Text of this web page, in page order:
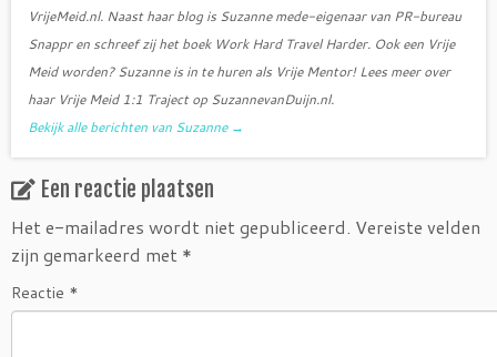
VrijeMeid.nl. Naast haar blog is Suzanne mede-eigenaar van PR-bureau
Snappr en schreef zij het boek Work Hard Travel Harder. Ook een Vrije
Meid worden? Suzanne is in te huren als Vrije Mentor! Lees meer over
haar Vrije Meid 1:1 Traject op SuzannevanDuijn.nl.
Bekijk alle berichten van Suzanne →
Een reactie plaatsen
Het e-mailadres wordt niet gepubliceerd. Vereiste velden
zijn gemarkeerd met *
Reactie *